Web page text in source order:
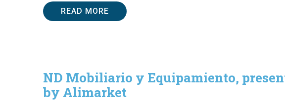
READ MORE
ND Mobiliario y Equipamiento,
by Alimarket